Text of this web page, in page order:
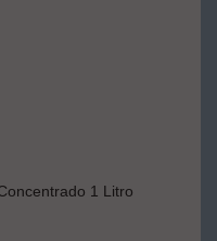
1 Litro